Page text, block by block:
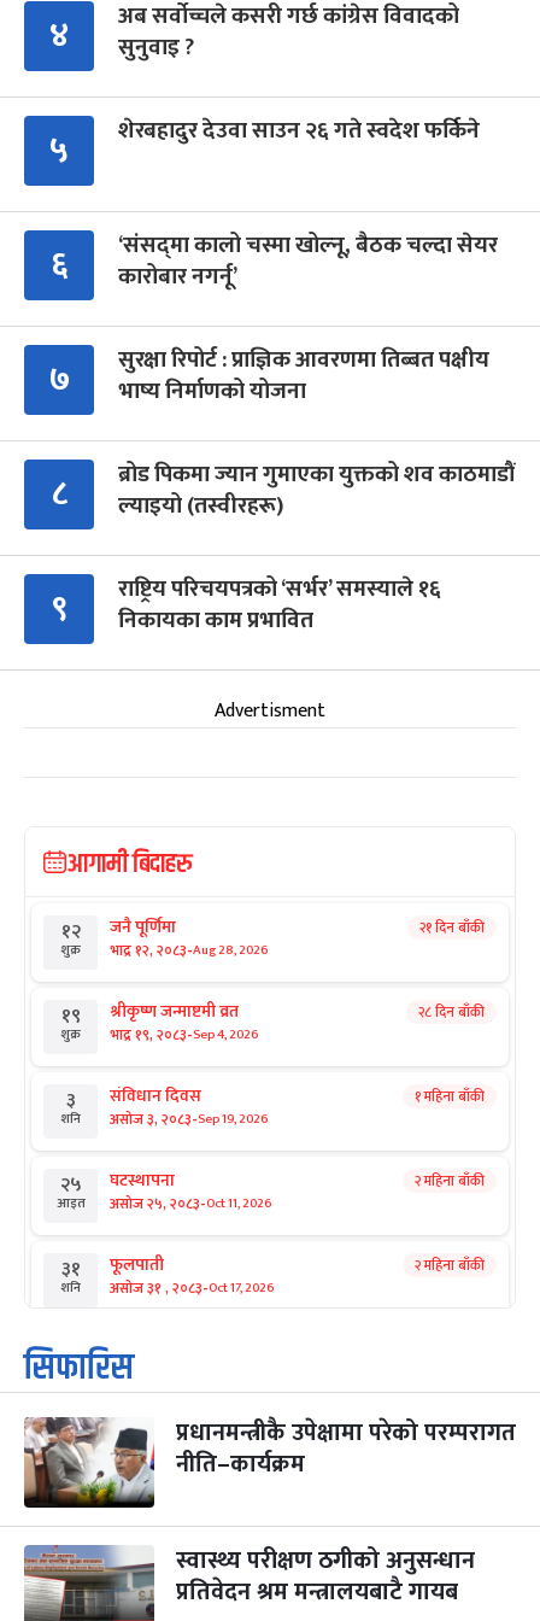
४
अब सर्वोच्चले कसरी गर्छ कांग्रेस विवादको
सुनुवाइ ?
५ शेरबहादुर देउवा साउन २६ गते स्वदेश फर्किने
६
‘संसद्‍मा कालो चस्मा खोल्नू, बैठक चल्दा सेयर
कारोबार नगर्नू’
७
सुरक्षा रिपोर्ट : प्राज्ञिक आवरणमा तिब्बत पक्षीय
भाष्य निर्माणको योजना
८
ब्रोड पिकमा ज्यान गुमाएका युक्तको शव काठमाडौं
ल्याइयो (तस्वीरहरू)
९
राष्ट्रिय परिचयपत्रको ‘सर्भर’ समस्याले १६
निकायका काम प्रभावित
Advertisment
आगामी बिदाहरु
१२
शुक्र
जनै पूर्णिमा
भाद्र १२, २०८३-Aug 28, 2026
२१ दिन बाँकी
१९
शुक्र
श्रीकृष्ण जन्माष्टमी व्रत
भाद्र १९, २०८३-Sep 4, 2026
२८ दिन बाँकी
३
शनि
संविधान दिवस
असोज ३, २०८३-Sep 19, 2026
१ महिना बाँकी
२५
आइत
घटस्थापना
असोज २५, २०८३-Oct 11, 2026
२ महिना बाँकी
३१
शनि
फूलपाती
असोज ३१ , २०८३-Oct 17, 2026
२ महिना बाँकी
१
आइत
कार्तिक सङ्क्रान्ति
कार्तिक १, २०८३
३
मंगल
महानवमी
कार्तिक ३, २०८३-Oct 20, 2026
२ महिना बाँकी
४
बुध
विजयादशमी
कार्तिक ४, २०८३
५ पापा‌ङ्कुशा एकादशी व्रत २ महिना बाँकी
सिफारिस
प्रधानमन्त्रीकै उपेक्षामा परेको परम्परागत
नीति–कार्यक्रम
स्वास्थ्य परीक्षण ठगीको अनुसन्धान
प्रतिवेदन श्रम मन्त्रालयबाटै गायब